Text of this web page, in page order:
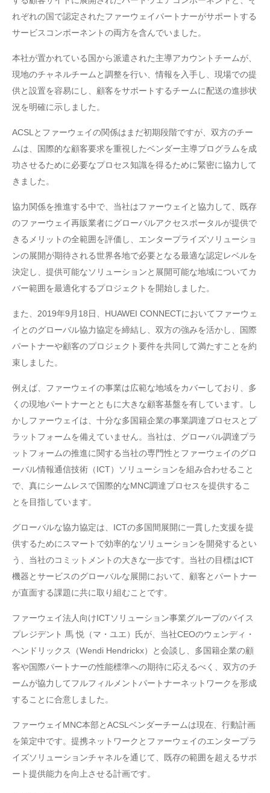
れぞれの国で認定されたファーウェイパートナーがサポートする
サービスコンポーネントの両方を含んでいました。
本社が置かれている国から派遣された主導アカウントチームが、
現地のチャネルチームと調整を行い、情報を入手し、現場での提
供と設置を容易にし、顧客をサポートするチームに配送の進捗状
況を明確に示しました。
ACSLとファーウェイの関係はまだ初期段階ですが、双方のチー
ムは、国際的な顧客要求を重視したベンダー主導プログラムを成
功させるために必要なプロセス知識を得るために緊密に協力して
きました。
協力関係を推進する中で、当社はファーウェイと協力して、既存
のファーウェイ再販業者にグローバルアクセスポータルが提供で
きるメリットの全範囲を評価し、エンタープライズソリューショ
ンの展開が期待される世界各地で必要となる最適な認定レベルを
決定し、提供可能なソリューションと展開可能な地域についてカ
バー範囲を最適化するプロジェクトを開始しました。
また、2019年9月18日、HUAWEI CONNECTにおいてファーウェ
イとのグローバル協力協定を締結し、双方の強みを活かし、国際
パートナーや顧客のプロジェクト要件を共同して満たすことを約
束しました。
例えば、ファーウェイの事業は広範な地域をカバーしており、多
くの現地パートナーとともに大きな顧客基盤を有しています。し
かしファーウェイは、十分な多国籍企業の事業調達プロセスとプ
ラットフォームを備えていません。当社は、グローバル調達プラ
ットフォームの推進に関する当社の専門性とファーウェイのグロ
ーバル情報通信技術（ICT）ソリューションを組み合わせること
で、真にシームレスで国際的なMNC調達プロセスを提供するこ
とを目指しています。
グローバルな協力協定は、ICTの多国間展開に一貫した支援を提
供するためにスマートで効率的なソリューションを開発するとい
う、当社のコミットメントの大きな一歩です。当社の目標はICT
機器とサービスのグローバルな展開において、顧客とパートナー
が直面する課題に共に取り組むことです。
ファーウェイ法人向けICTソリューション事業グループのバイス
プレジデント 馬 悦（マ・ユエ）氏が、当社CEOのウェンディ・
ヘンドリックス（Wendi Hendrickx）と会談し、多国籍企業の顧
客や国際パートナーの性能標準への期待に応えるべく、双方のチ
ームが協力してフルフィルメントパートナーネットワークを形成
することに合意しました。
ファーウェイMNC本部とACSLベンダーチームは現在、行動計画
を策定中です。提携ネットワークとファーウェイのエンタープラ
イズソリューションチャネルを通じて、既存の範囲を超えるサポ
ート提供能力を向上させる計画です。